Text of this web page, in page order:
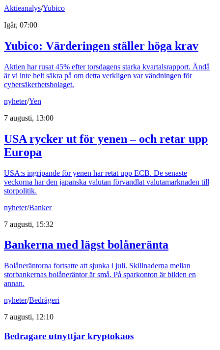
Aktieanalys/Yubico
Igår, 07:00
Yubico: Värderingen ställer höga krav
Aktien har rusat 45% efter torsdagens starka kvartalsrapport. Ändå
är vi inte helt säkra på om detta verkligen var vändningen för
cybersäkerhetsbolaget.
nyheter/Yen
7 augusti, 13:00
USA rycker ut för yenen – och retar upp
Europa
USA:s ingripande för yenen har retat upp ECB. De senaste
veckorna har den japanska valutan förvandlat valutamarknaden till
storpolitik.
nyheter/Banker
7 augusti, 15:32
Bankerna med lägst bolåneränta
Bolåneräntorna fortsatte att sjunka i juli. Skillnaderna mellan
storbankernas bolåneräntor är små. På sparkonton är bilden en
annan.
nyheter/Bedrägeri
7 augusti, 12:10
Bedragare utnyttjar kryptokaos